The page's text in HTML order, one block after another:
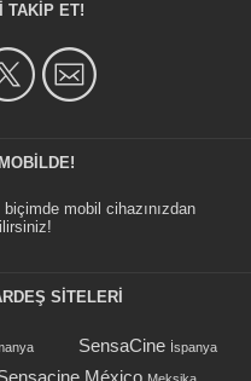
TAKIP ET!
mobil cihazınızdan
SİTELERİ
SensaCine İspanya